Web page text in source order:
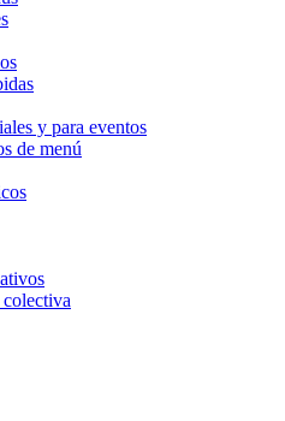
y para eventos
de menú